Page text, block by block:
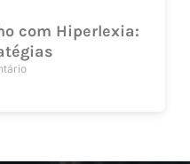
com Hiperlexia: